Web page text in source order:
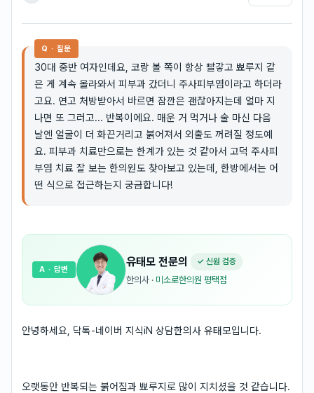
Q · 질문
30대 중반 여자인데요, 코랑 볼 쪽이 항상 빨갛고 뾰루지 같
은 게 계속 올라와서 피부과 갔더니 주사피부염이라고 하더라
고요. 연고 처방받아서 바르면 잠깐은 괜찮아지는데 얼마 지
나면 또 그러고... 반복이에요. 매운 거 먹거나 술 마신 다음
날엔 얼굴이 더 화끈거리고 붉어져서 외출도 꺼려질 정도예
요. 피부과 치료만으로는 한계가 있는 것 같아서 고덕 주사피
부염 치료 잘 보는 한의원도 찾아보고 있는데, 한방에서는 어
떤 식으로 접근하는지 궁금합니다!
유태모 전문의 ✓ 신원 검증
한의사 · 미소로한의원 평택점
A · 답변
안녕하세요, 닥톡-네이버 지식iN 상담한의사 유태모입니다.
오랫동안 반복되는 붉어짐과 뾰루지로 많이 지치셨을 것 같습니다.